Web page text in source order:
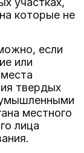
которые не
если
или
твердых
местного
лица